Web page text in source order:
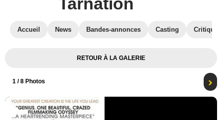
Accueil News Bandes-annonces Casting
RETOUR À LA GALERIE
1 / 8 Photos